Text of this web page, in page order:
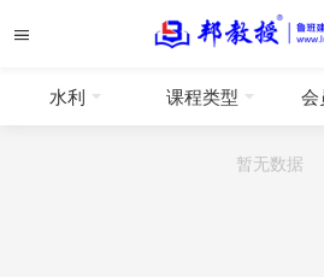
水利 课程类型 会
暂无数据